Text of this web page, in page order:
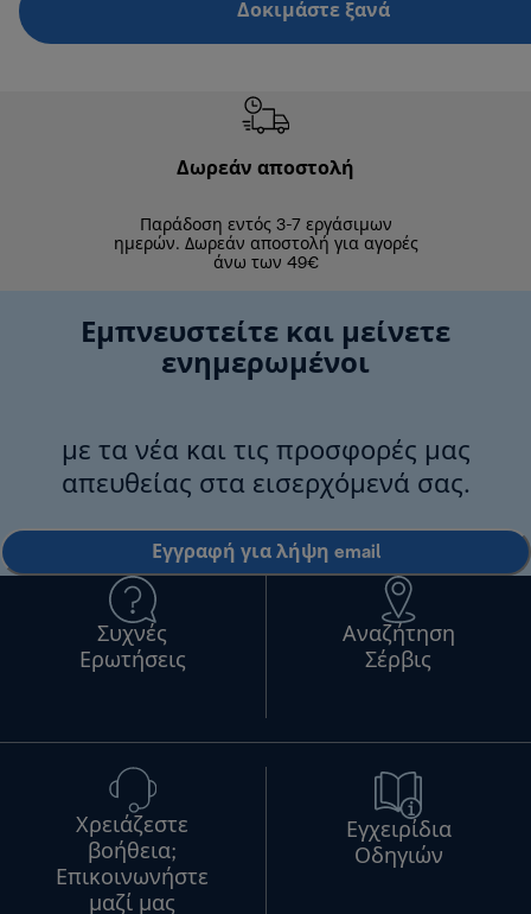
Δοκιμάστε ξανά
Δωρεάν αποστολή
Παράδοση εντός 3-7 εργάσιμων
ημερών. Δωρεάν αποστολή για αγορές
άνω των 49€
Εμπνευστείτε και μείνετε
ενημερωμένοι
με τα νέα και τις προσφορές μας
απευθείας στα εισερχόμενά σας.
Εγγραφή για λήψη email
Συχνές
Ερωτήσεις
Αναζήτηση
Σέρβις
Χρειάζεστε
βοήθεια;
Επικοινωνήστε
μαζί μας
Εγχειρίδια
Οδηγιών